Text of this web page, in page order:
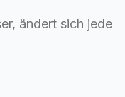
ändert sich jede